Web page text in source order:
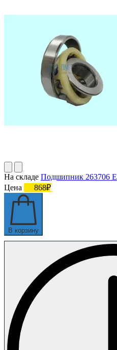
На складе Подшипник 263706 Е
Цена
868₽
В корзину